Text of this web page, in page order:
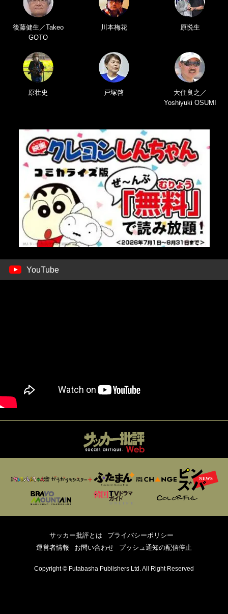
後藤健生／Takeo
GOTO
川本梅花 原悦生
原壮史 戸塚啓
大住良之／
Yoshiyuki OSUMI
YouTube
サッカー批評とは
プライバシーポリシー
運営者情報
お問い合わせ プッシュ通知の配信停止
Copyright © Futabasha Publishers Ltd. All Right Reserved